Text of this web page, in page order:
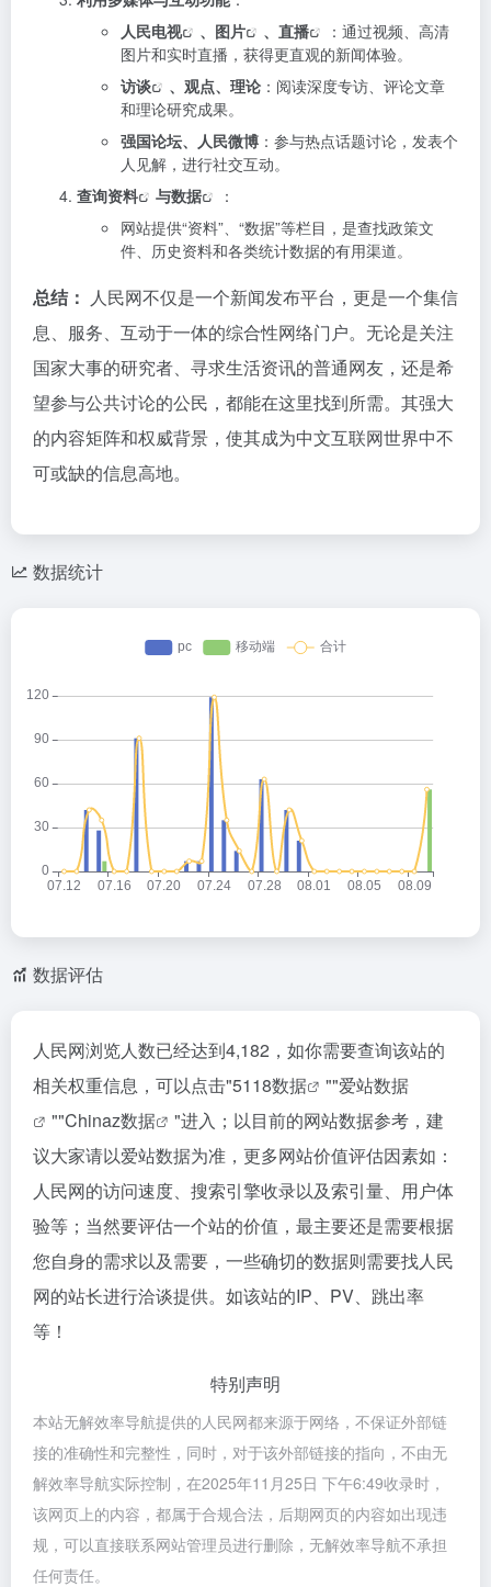
人民电视
、 图片 、 直播
：通过视频、高清
图片和实时直播，获得更直观的新闻体验。
访谈
、观点、理论 ：阅读深度专访、评论文章
和理论研究成果。
强国论坛、人民微博 ：参与热点话题讨论，发表个
人见解，进行社交互动。
查询资料 与数据
：
网站提供“资料”、“数据”等栏目，是查找政策文
件、历史资料和各类统计数据的有用渠道。
总结： 人民网不仅是一个新闻发布平台，更是一个集信
息、服务、互动于一体的综合性网络门户。无论是关注
国家大事的研究者、寻求生活资讯的普通网友，还是希
望参与公共讨论的公民，都能在这里找到所需。其强大
的内容矩阵和权威背景，使其成为中文互联网世界中不
可或缺的信息高地。
数据统计
数据评估
人民网浏览人数已经达到4,182，如你需要查询该站的
相关权重信息，可以点击"5118数据 ""爱站数据
""Chinaz数据
"进入；以目前的网站数据参考，建
议大家请以爱站数据为准，更多网站价值评估因素如：
人民网的访问速度、搜索引擎收录以及索引量、用户体
验等；当然要评估一个站的价值，最主要还是需要根据
您自身的需求以及需要，一些确切的数据则需要找人民
网的站长进行洽谈提供。如该站的IP、PV、跳出率
等！
特别声明
本站无解效率导航提供的人民网都来源于网络，不保证外部链
接的准确性和完整性，同时，对于该外部链接的指向，不由无
解效率导航实际控制，在2025年11月25日 下午6:49收录时，
该网页上的内容，都属于合规合法，后期网页的内容如出现违
规，可以直接联系网站管理员进行删除，无解效率导航不承担
任何责任。